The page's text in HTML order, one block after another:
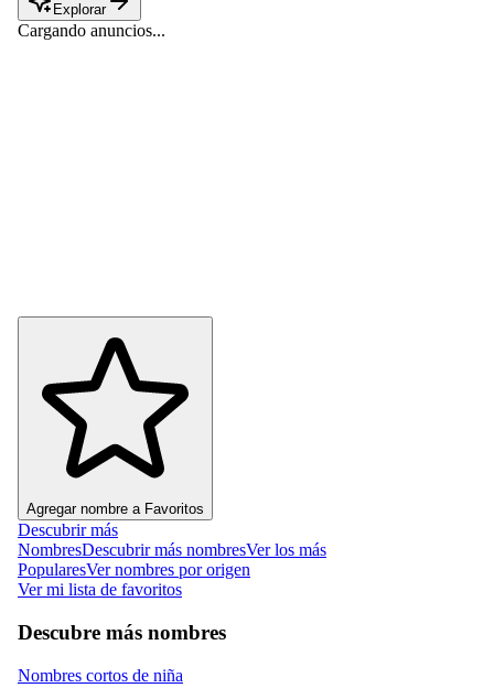
Explorar
Cargando anuncios...
Agregar nombre a Favoritos
Descubrir más
NombresDescubrir más nombresVer los más
PopularesVer nombres por origen
Ver mi lista de favoritos
Descubre más nombres
Nombres cortos de niña